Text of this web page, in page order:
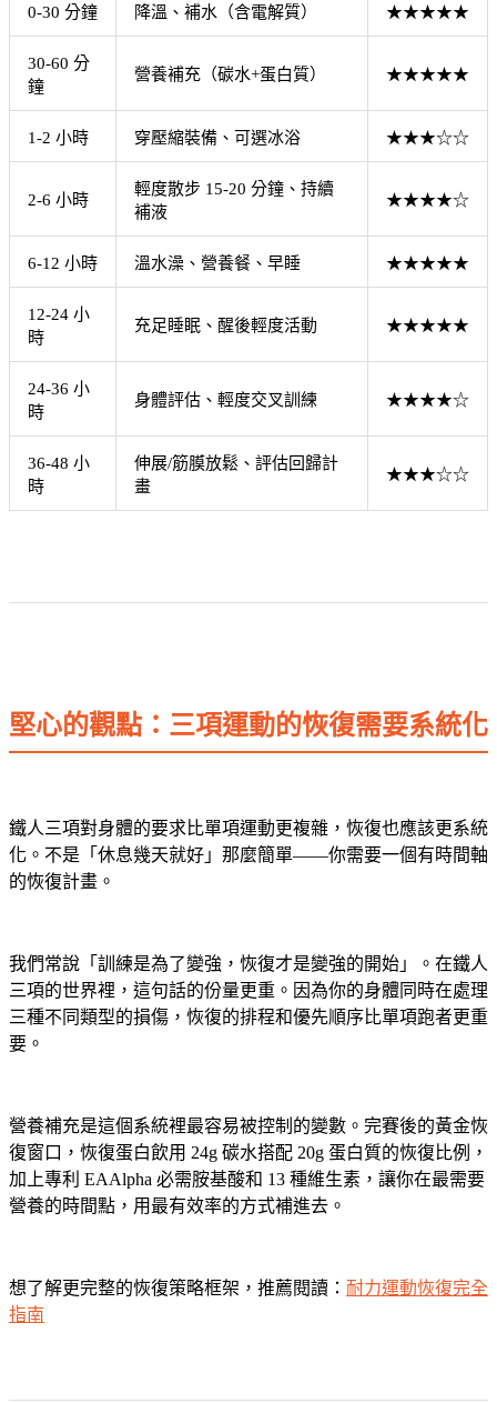
0-30 分鐘 降溫、補水（含電解質） ★★★★★
30-60 分
鐘
營養補充（碳水+蛋白質） ★★★★★
1-2 小時 穿壓縮裝備、可選冰浴 ★★★☆☆
2-6 小時
輕度散步 15-20 分鐘、持續
補液
★★★★☆
6-12 小時 溫水澡、營養餐、早睡 ★★★★★
12-24 小
時
充足睡眠、醒後輕度活動 ★★★★★
24-36 小
時
身體評估、輕度交叉訓練 ★★★★☆
36-48 小
時
伸展/筋膜放鬆、評估回歸計
畫
★★★☆☆
堅心的觀點：三項運動的恢復需要系統化
鐵人三項對身體的要求比單項運動更複雜，恢復也應該更系統
化。不是「休息幾天就好」那麼簡單——你需要一個有時間軸
的恢復計畫。
我們常說「訓練是為了變強，恢復才是變強的開始」。在鐵人
三項的世界裡，這句話的份量更重。因為你的身體同時在處理
三種不同類型的損傷，恢復的排程和優先順序比單項跑者更重
要。
營養補充是這個系統裡最容易被控制的變數。完賽後的黃金恢
復窗口，恢復蛋白飲用 24g 碳水搭配 20g 蛋白質的恢復比例，
加上專利 EAAlpha 必需胺基酸和 13 種維生素，讓你在最需要
營養的時間點，用最有效率的方式補進去。
想了解更完整的恢復策略框架，推薦閱讀： 耐力運動恢復完全
指南